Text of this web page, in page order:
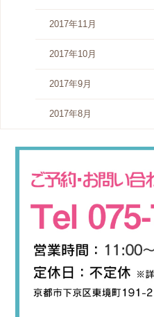
2017年11月
2017年10月
2017年9月
2017年8月